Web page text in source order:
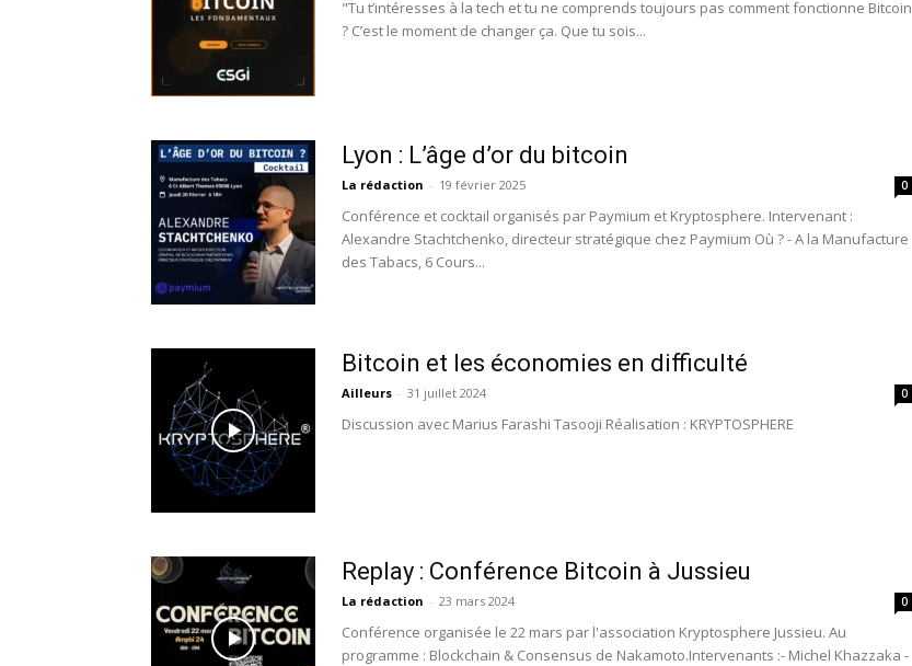
"Tu t’intéresses à la tech et tu ne comprends toujours pas comment fonctionne Bitcoin
? ​C’est le moment de changer ça.​ ​Que tu sois...
Lyon : L’âge d’or du bitcoin
La rédaction - 19 février 2025 0
Conférence et cocktail organisés par Paymium et Kryptosphere. Intervenant :
Alexandre Stachtchenko, directeur stratégique chez Paymium Où ? - A la Manufacture
des Tabacs, 6 Cours...
Bitcoin et les économies en difficulté
Ailleurs - 31 juillet 2024 0
Discussion avec Marius Farashi Tasooji Réalisation : KRYPTOSPHERE
Replay : Conférence Bitcoin à Jussieu
La rédaction - 23 mars 2024 0
Conférence organisée le 22 mars par l'association Kryptosphere Jussieu. Au
programme : Blockchain & Consensus de Nakamoto. ​Intervenants :- ​Michel Khazzaka -